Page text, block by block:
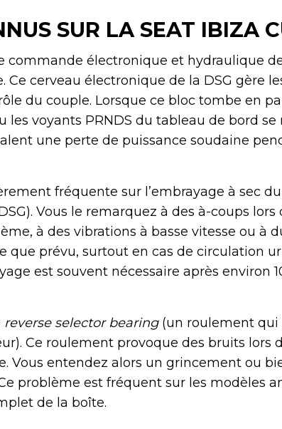
SUR LA SEAT IBIZA
commande électronique et hydraulique
Ce cerveau électronique de la DSG gère
du couple. Lorsque ce bloc tombe en
les voyants PRNDS du tableau de bord
une perte de puissance soudaine
fréquente sur l’embrayage à sec
Vous le remarquez à des à-coups lors
à des vibrations à basse vitesse ou à
que prévu, surtout en cas de circulation
est souvent nécessaire après environ
reverse selector bearing(un roulement qui
Ce roulement provoque des bruits lors
Vous entendez alors un grincement ou
problème est fréquent sur les modèles
de la boîte.